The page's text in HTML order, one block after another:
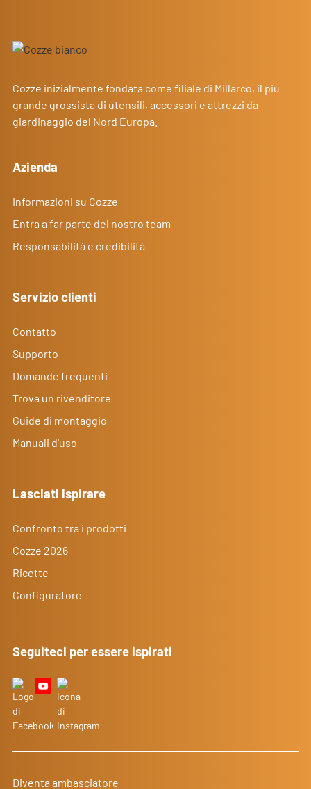
Cozze inizialmente fondata come filiale di Millarco, il più
grande grossista di utensili, accessori e attrezzi da
giardinaggio del Nord Europa.
Azienda
Informazioni su Cozze
Entra a far parte del nostro team
Responsabilità e credibilità
Servizio clienti
Contatto
Supporto
Domande frequenti
Trova un rivenditore
Guide di montaggio
Manuali d'uso
Lasciati ispirare
Confronto tra i prodotti
Cozze 2026
Ricette
Configuratore
Seguiteci per essere ispirati
Diventa ambasciatore